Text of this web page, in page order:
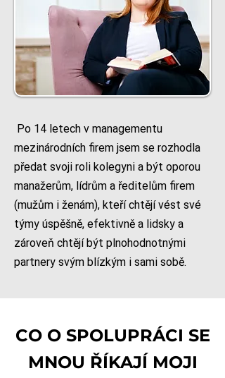
Po 14 letech v managementu
mezinárodních firem jsem se rozhodla
předat svoji roli kolegyni a být oporou
manažerům, lídrům a ředitelům firem
(mužům i ženám), kteří chtějí vést své
týmy úspěšně, efektivně a lidsky a
zároveň chtějí být plnohodnotnými
partnery svým blízkým i sami sobě.
CO O SPOLUPRÁCI SE
MNOU ŘÍKAJÍ MOJI